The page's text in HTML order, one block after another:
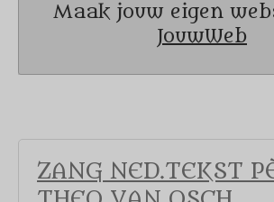
Maak jouw eigen
JouwWeb
ZANG NED.TEKST